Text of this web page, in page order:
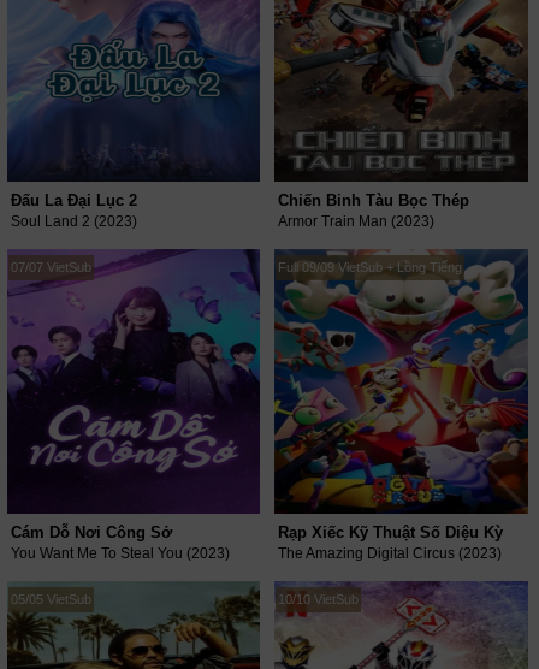
Đấu La Đại Lục 2
Soul Land 2 (2023)
Chiến Binh Tàu Bọc Thép
Armor Train Man (2023)
07/07 VietSub
Cám Dỗ Nơi Công Sở
You Want Me To Steal You (2023)
Full 09/09 VietSub + Lồng Tiếng
Rạp Xiếc Kỹ Thuật Số Diệu Kỳ
The Amazing Digital Circus (2023)
05/05 VietSub 10/10 VietSub